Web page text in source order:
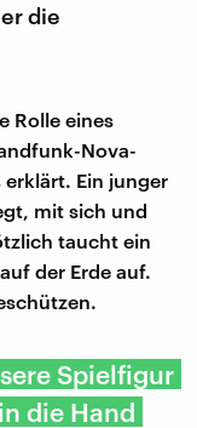
die
Rolle eines
Nova-
erklärt. Ein junger
mit sich und
taucht ein
der Erde auf.
Spielfigur
die Hand